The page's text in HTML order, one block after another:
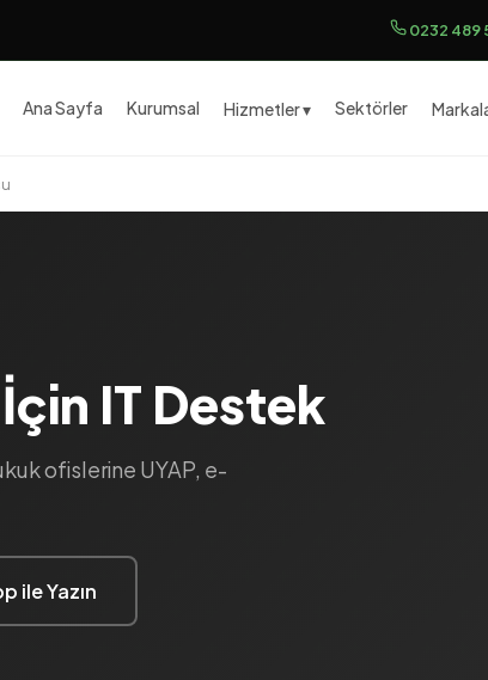
0232 489
Ana Sayfa Kurumsal Hizmetler ▾ Sektörler
IT Destek
ofislerine UYAP, e-
ile Yazın